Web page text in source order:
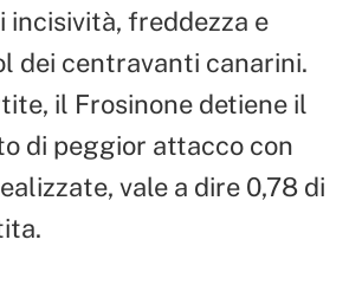
incisività, freddezza e
dei centravanti canarini.
il Frosinone detiene il
di peggior attacco con
vale a dire 0,78 di